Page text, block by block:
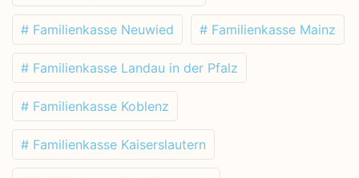
# Familienkasse Neuwied # Familienkasse Mainz
# Familienkasse Landau in der Pfalz
# Familienkasse Koblenz
# Familienkasse Kaiserslautern